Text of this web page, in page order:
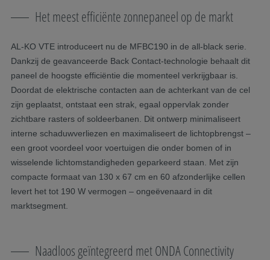
Het meest efficiënte zonnepaneel op de markt
AL-KO VTE introduceert nu de MFBC190 in de all-black serie.
Dankzij de geavanceerde Back Contact-technologie behaalt dit
paneel de hoogste efficiëntie die momenteel verkrijgbaar is.
Doordat de elektrische contacten aan de achterkant van de cel
zijn geplaatst, ontstaat een strak, egaal oppervlak zonder
zichtbare rasters of soldeerbanen. Dit ontwerp minimaliseert
interne schaduwverliezen en maximaliseert de lichtopbrengst –
een groot voordeel voor voertuigen die onder bomen of in
wisselende lichtomstandigheden geparkeerd staan. Met zijn
compacte formaat van 130 x 67 cm en 60 afzonderlijke cellen
levert het tot 190 W vermogen – ongeëvenaard in dit
marktsegment.
Naadloos geïntegreerd met ONDA Connectivity